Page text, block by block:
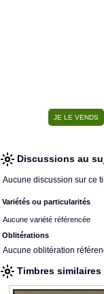
Discussions au
Aucune discussion sur ce
Variétés ou particularités
Aucune variété référencée
Oblitérations
Aucune oblitération
Timbres